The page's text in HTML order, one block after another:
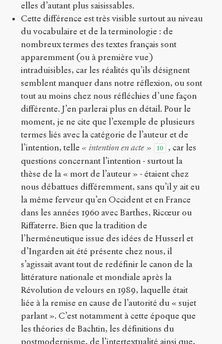
elles d’autant plus saisissables.
Cette différence est très visible surtout au niveau
du vocabulaire et de la terminologie : de
nombreux termes des textes français sont
apparemment (ou à première vue)
intraduisibles, car les réalités qu’ils désignent
semblent manquer dans notre réflexion, ou sont
tout au moins chez nous réfléchies d’une façon
différente. J’en parlerai plus en détail. Pour le
moment, je ne cite que l’exemple de plusieurs
termes liés avec la catégorie de l’auteur et de
l’intention, telle« intention en acte » 10
, car les
questions concernant l’intention - surtout la
thèse de la « mort de l’auteur » - étaient chez
nous débattues différemment, sans qu’il y ait eu
la même ferveur qu’en Occident et en France
dans les années 1960 avec Barthes, Ricœur ou
Riffaterre. Bien que la tradition de
l’herméneutique issue des idées de Husserl et
d’Ingarden ait été présente chez nous, il
s’agissait avant tout de redéfinir le canon de la
littérature nationale et mondiale après la
Révolution de velours en 1989, laquelle était
liée à la remise en cause de l’autorité du « sujet
parlant ». C’est notamment à cette époque que
les théories de Bachtin, les définitions du
postmodernisme, de l’intertextualité ainsi que,